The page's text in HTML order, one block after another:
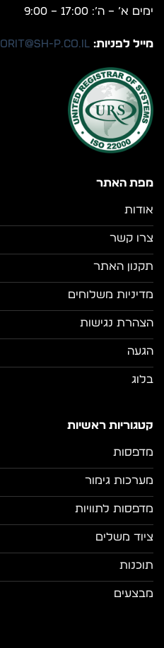
מפת האתר
אודות
צרו קשר
תקנון האתר
מדיניות משלוחים
הצהרת נגישות
הגעה
בלוג
קטגוריות ראשיות
מדפסות
מערכות גימור
מדפסות לתוויות
ציוד משלים
תוכנות
מבצעים
ימים א’ – ה’: 17:00 – 9:00
מייל לפניות: orit@sh-p.co.il